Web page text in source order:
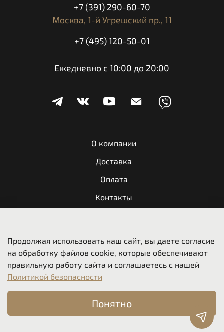
О компании
Доставка
Оплата
Контакты
Пользовательское соглашение
Оферта и политика конфиденциальности
Вакансии
+7 (391) 290-60-70
Москва, 1-й Угрешский пр., 11
+7 (495) 120-50-01
Ежедневно с 10:00 до 20:00
1175476018660
Продолжая использовать наш сайт, вы даете согласие
на обработку файлов cookie, которые обеспечивают
правильную работу сайта и соглашаетесь с нашей
Политикой безопасности
Понятно